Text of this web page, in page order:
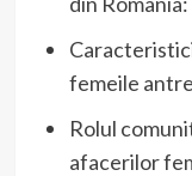
femeile
Rolul
afacerilor